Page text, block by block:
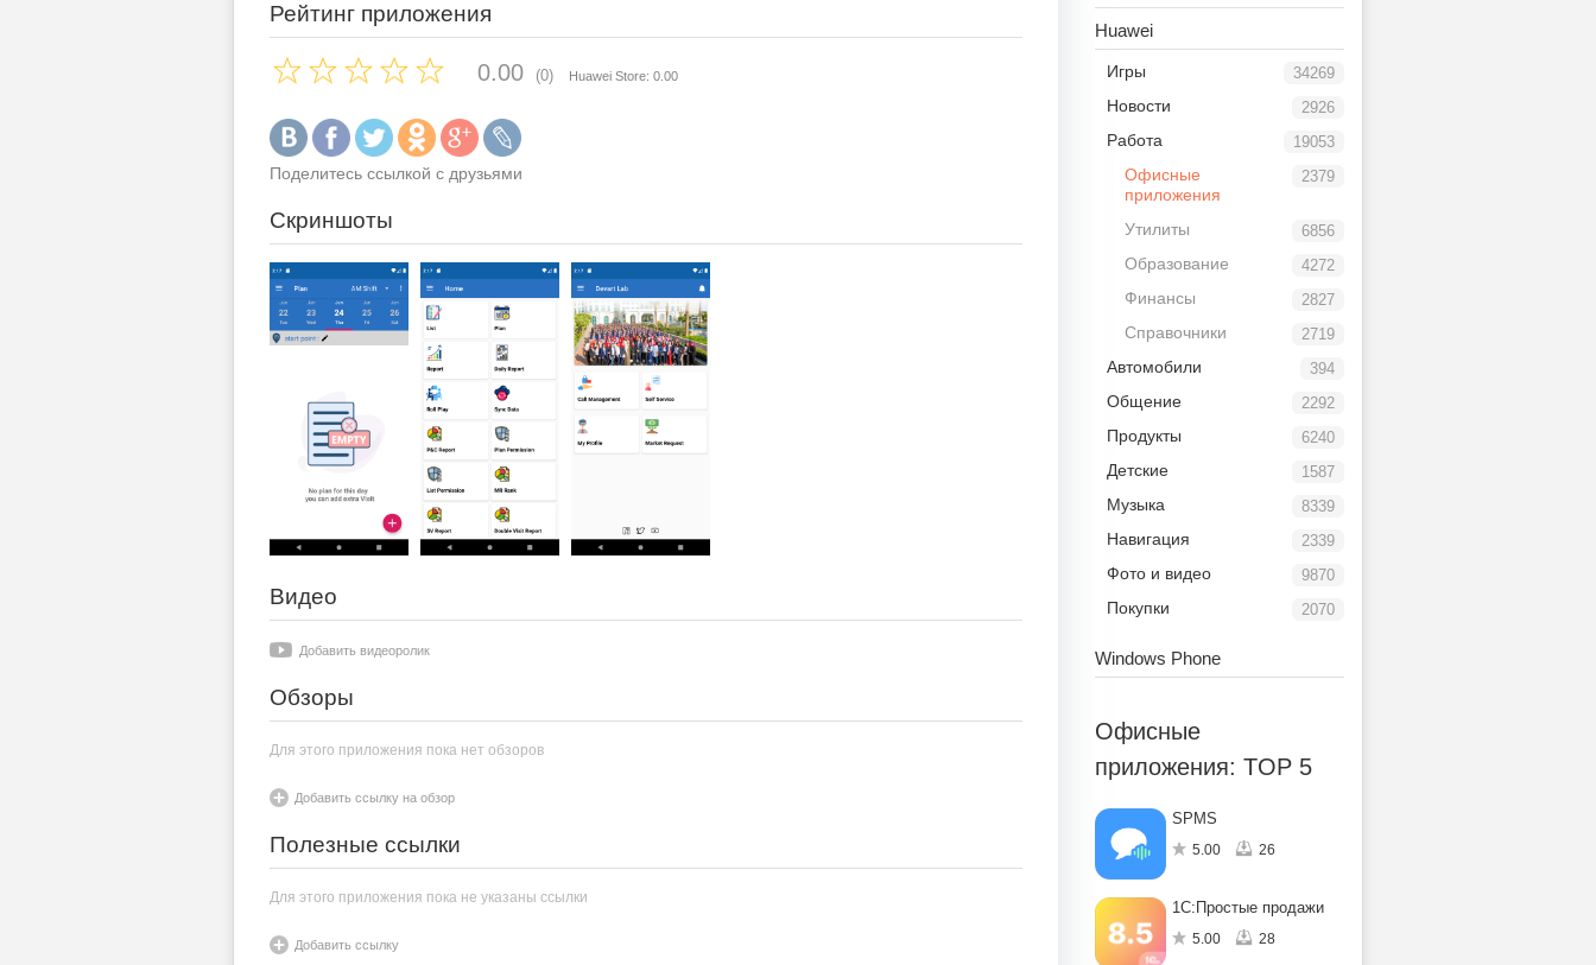
Рейтинг приложения
0.00 (0) Huawei Store: 0.00
Поделитесь ссылкой с друзьями
Скриншоты
Видео
Добавить видеоролик
Обзоры
Для этого приложения пока нет обзоров
Добавить ссылку на обзор
Полезные ссылки
Для этого приложения пока не указаны ссылки
Добавить ссылку
Huawei
34269
Игры
2926
Новости
19053
Работа
2379
Офисные
приложения
6856
Утилиты
4272
Образование
2827
Финансы
2719
Справочники
394
Автомобили
2292
Общение
6240
Продукты
1587
Детские
8339
Музыка
2339
Навигация
9870
Фото и видео
2070
Покупки
Windows Phone
Офисные
приложения: TOP 5
SPMS
5.00 26
1С:Простые продажи
5.00 28